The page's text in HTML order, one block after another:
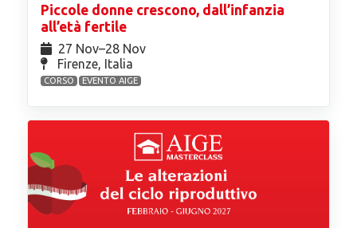
Piccole donne crescono, dall’infanzia
all’età fertile
27 Nov⁠–28 Nov
Firenze, Italia
CORSO EVENTO AIGE